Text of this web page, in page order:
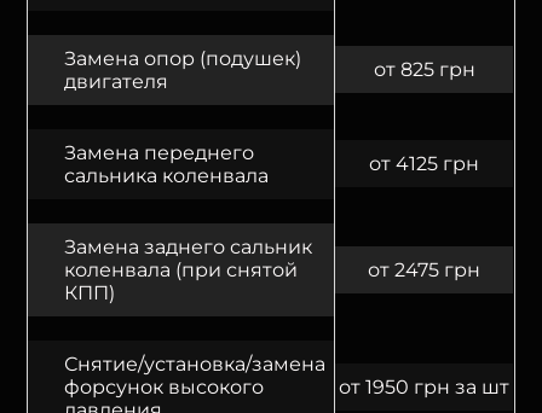
Замена опор (подушек)
двигателя
от 825 грн
Замена переднего
сальника коленвала
от 4125 грн
Замена заднего сальник
коленвала (при снятой
КПП)
от 2475 грн
Снятие/установка/замена
форсунок высокого
от 1950 грн за шт